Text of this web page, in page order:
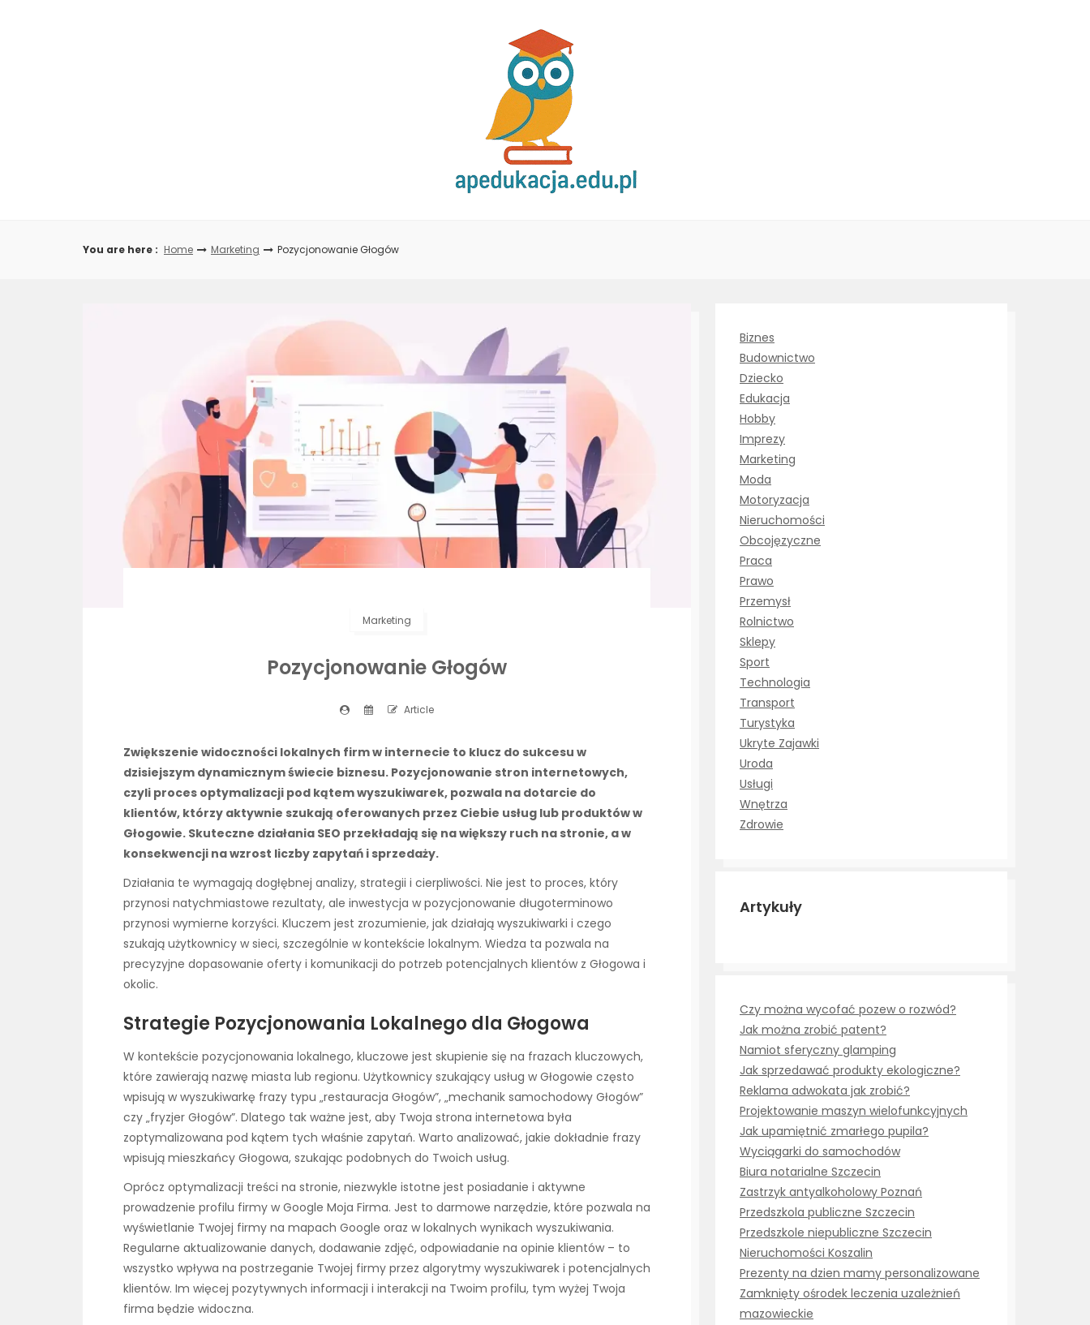
You are here : Home Marketing Pozycjonowanie Głogów
Marketing
Pozycjonowanie Głogów
Article
Zwiększenie widoczności lokalnych firm w internecie to klucz do sukcesu w
dzisiejszym dynamicznym świecie biznesu. Pozycjonowanie stron internetowych,
czyli proces optymalizacji pod kątem wyszukiwarek, pozwala na dotarcie do
klientów, którzy aktywnie szukają oferowanych przez Ciebie usług lub produktów w
Głogowie. Skuteczne działania SEO przekładają się na większy ruch na stronie, a w
konsekwencji na wzrost liczby zapytań i sprzedaży.
Działania te wymagają dogłębnej analizy, strategii i cierpliwości. Nie jest to proces, który
przynosi natychmiastowe rezultaty, ale inwestycja w pozycjonowanie długoterminowo
przynosi wymierne korzyści. Kluczem jest zrozumienie, jak działają wyszukiwarki i czego
szukają użytkownicy w sieci, szczególnie w kontekście lokalnym. Wiedza ta pozwala na
precyzyjne dopasowanie oferty i komunikacji do potrzeb potencjalnych klientów z Głogowa i
okolic.
Strategie Pozycjonowania Lokalnego dla Głogowa
W kontekście pozycjonowania lokalnego, kluczowe jest skupienie się na frazach kluczowych,
które zawierają nazwę miasta lub regionu. Użytkownicy szukający usług w Głogowie często
wpisują w wyszukiwarkę frazy typu „restauracja Głogów”, „mechanik samochodowy Głogów”
czy „fryzjer Głogów”. Dlatego tak ważne jest, aby Twoja strona internetowa była
zoptymalizowana pod kątem tych właśnie zapytań. Warto analizować, jakie dokładnie frazy
wpisują mieszkańcy Głogowa, szukając podobnych do Twoich usług.
Oprócz optymalizacji treści na stronie, niezwykle istotne jest posiadanie i aktywne
prowadzenie profilu firmy w Google Moja Firma. Jest to darmowe narzędzie, które pozwala na
wyświetlanie Twojej firmy na mapach Google oraz w lokalnych wynikach wyszukiwania.
Regularne aktualizowanie danych, dodawanie zdjęć, odpowiadanie na opinie klientów – to
wszystko wpływa na postrzeganie Twojej firmy przez algorytmy wyszukiwarek i potencjalnych
klientów. Im więcej pozytywnych informacji i interakcji na Twoim profilu, tym wyżej Twoja
firma będzie widoczna.
Biznes
Budownictwo
Dziecko
Edukacja
Hobby
Imprezy
Marketing
Moda
Motoryzacja
Nieruchomości
Obcojęzyczne
Praca
Prawo
Przemysł
Rolnictwo
Sklepy
Sport
Technologia
Transport
Turystyka
Ukryte Zajawki
Uroda
Usługi
Wnętrza
Zdrowie
Artykuły
Czy można wycofać pozew o rozwód?
Jak można zrobić patent?
Namiot sferyczny glamping
Jak sprzedawać produkty ekologiczne?
Reklama adwokata jak zrobić?
Projektowanie maszyn wielofunkcyjnych
Jak upamiętnić zmarłego pupila?
Wyciągarki do samochodów
Biura notarialne Szczecin
Zastrzyk antyalkoholowy Poznań
Przedszkola publiczne Szczecin
Przedszkole niepubliczne Szczecin
Nieruchomości Koszalin
Prezenty na dzien mamy personalizowane
Zamknięty ośrodek leczenia uzależnień
mazowieckie